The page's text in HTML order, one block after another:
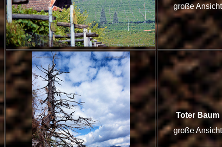
große Ansicht
Toter Baum
große Ansicht